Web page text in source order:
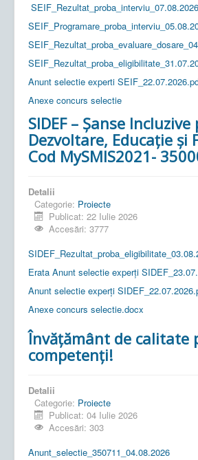
SEIF_Rezultat_proba_interviu_07.08.2026
Anunt selectie experti
Anexe concurs selectie
SIDEF – Șanse
Dezvoltare, Educație și
Cod MySMIS2021-
Detalii
Categorie: Proiecte
Publicat: 22 Iulie 2026
Accesări: 3777
Erata Anunt selectie experți
Anunt selectie experți
Anexe concurs selectie.docx
Învățământ de calitate
competenți!
Detalii
Categorie: Proiecte
Publicat: 04 Iulie 2026
Accesări: 303
Anunt_selectie_350711_04.08.2026